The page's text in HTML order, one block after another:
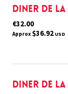
Diner de
€32.00
Approx$36.92 USD
Diner de la